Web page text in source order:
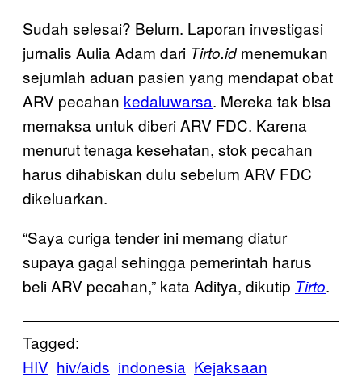
Sudah selesai? Belum. Laporan investigasi
jurnalis Aulia Adam dari Tirto.idmenemukan
sejumlah aduan pasien yang mendapat obat
ARV pecahan kedaluwarsa. Mereka tak bisa
memaksa untuk diberi ARV FDC. Karena
menurut tenaga kesehatan, stok pecahan
harus dihabiskan dulu sebelum ARV FDC
dikeluarkan.
“Saya curiga tender ini memang diatur
supaya gagal sehingga pemerintah harus
beli ARV pecahan,” kata Aditya, dikutip Tirto.
Tagged:
HIV hiv/aids indonesia Kejaksaan